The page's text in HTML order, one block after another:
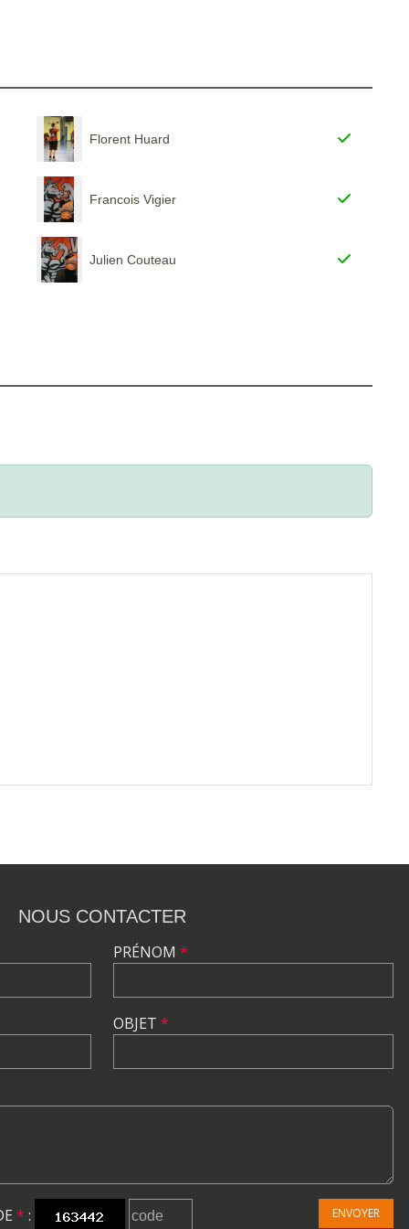
Florent Huard
Francois Vigier
Julien Couteau
NOUS CONTACTER
PRÉNOM *
OBJET *
* : ENVOYER